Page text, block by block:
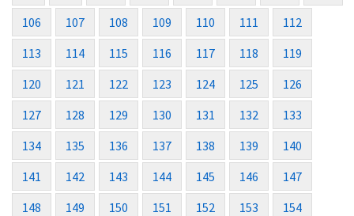
106
107 108 109 110 111
112
113
114 115 116 117 118
119
120
121 122 123 124 125
126
127
128 129 130 131 132
133
134
135 136 137 138 139
140
141
142 143 144 145 146
147
148
149 150 151 152 153
154